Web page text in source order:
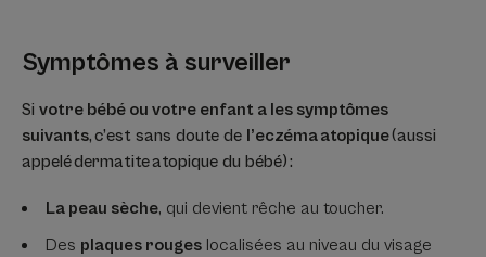
Symptômes à surveiller
Si votre bébé ou votre enfant a les symptômes
suivants, c’est sans doute de l’eczéma atopique(aussi
appelé dermatite atopique du bébé) :
La peau sèche, qui devient rêche au toucher.
Des plaques rouges localisées au niveau du visage